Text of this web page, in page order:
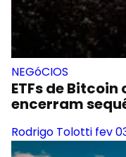
NEGóCIOS
ETFs de
encerram
Rodrigo Tolotti fev